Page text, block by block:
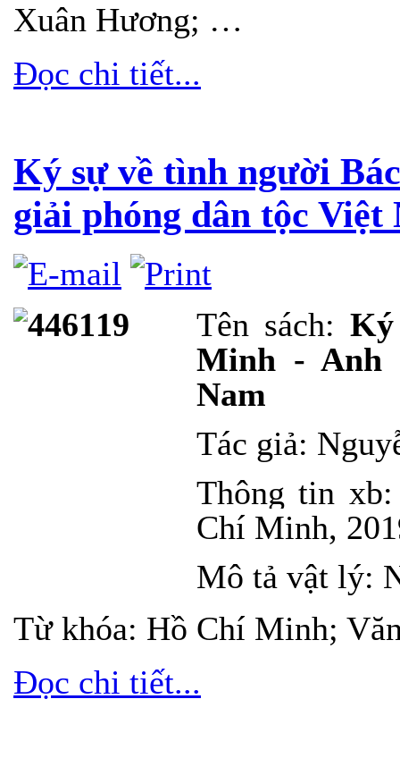
Xuân Hương; …
Đọc chi tiết...
Ký sự về tình người
giải phóng dân tộc Việt
Tên sách:
Minh -Anh
Nam
Tác giả:
Thông tin
Chí Minh,
Mô tả vật lý:
Từ khóa: Hồ Chí Minh;
Đọc chi tiết...